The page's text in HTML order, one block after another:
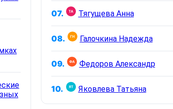
07. Тягущева Анна
08. Галочкина Надежда
09. Федоров Александр
10. Яковлева Татьяна